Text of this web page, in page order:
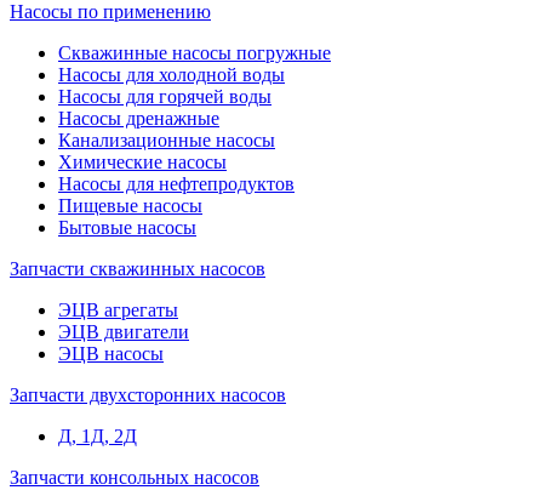
Насосы по применению
Скважинные насосы погружные
Насосы для холодной воды
Насосы для горячей воды
Насосы дренажные
Канализационные насосы
Химические насосы
Насосы для нефтепродуктов
Пищевые насосы
Бытовые насосы
Запчасти скважинных насосов
ЭЦВ агрегаты
ЭЦВ двигатели
ЭЦВ насосы
Запчасти двухсторонних насосов
Д, 1Д, 2Д
Запчасти консольных насосов